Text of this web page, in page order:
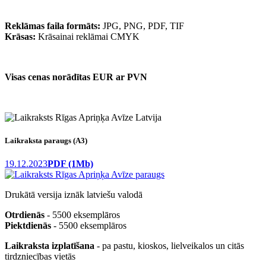
Reklāmas faila formāts: JPG, PNG, PDF, TIF
Krāsas: Krāsainai reklāmai CMYK
Visas cenas norādītas EUR ar PVN
Laikraksta paraugs (A3)
19.12.2023PDF (1Mb)
Drukātā versija iznāk latviešu valodā
Otrdienās - 5500 eksemplāros
Piektdienās - 5500 eksemplāros
Laikraksta izplatīšana - pa pastu, kioskos, lielveikalos un citās
tirdzniecības vietās